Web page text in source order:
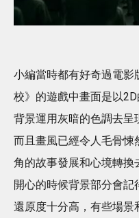
小編當時都有好奇過電影
校》的遊戲中畫面是以
背景運用灰暗的色調去呈
而且畫風已經令人毛骨悚
角的故事發展和心境轉換
開心的時候背景部分會
還原度十分高，有些場